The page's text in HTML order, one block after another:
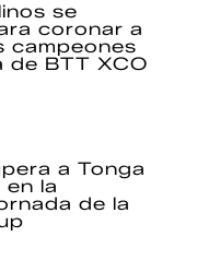
se
coronar a
campeones
de BTT XCO
a Tonga
la
de la